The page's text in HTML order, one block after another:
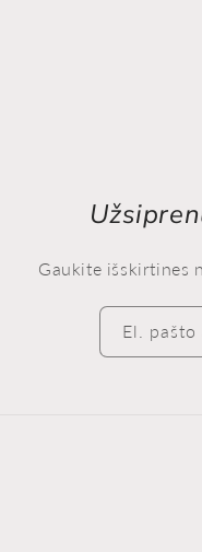
Gaukite išskirtines
El. pašto